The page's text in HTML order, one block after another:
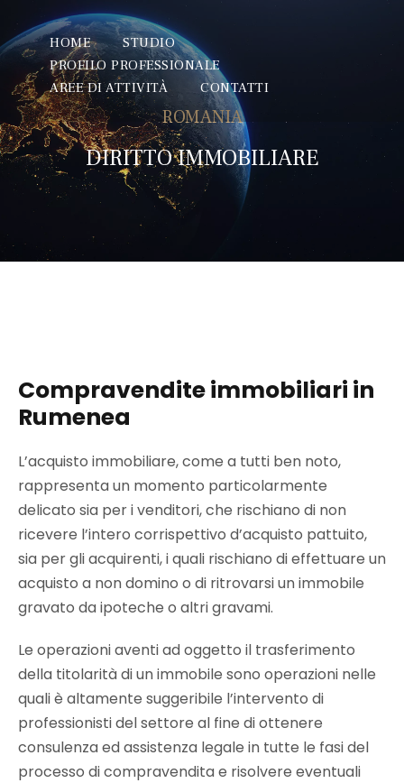
HOME
STUDIO
PROFILO PROFESSIONALE
AREE DI ATTIVITÀ
CONTATTI
ROMANIA
DIRITTO IMMOBILIARE
Compravendite immobiliari in
Rumenea
L’acquisto immobiliare, come a tutti ben noto,
rappresenta un momento particolarmente
delicato sia per i venditori, che rischiano di non
ricevere l’intero corrispettivo d’acquisto pattuito,
sia per gli acquirenti, i quali rischiano di effettuare un
acquisto a non domino o di ritrovarsi un immobile
gravato da ipoteche o altri gravami.
Le operazioni aventi ad oggetto il trasferimento
della titolarità di un immobile sono operazioni nelle
quali è altamente suggeribile l’intervento di
professionisti del settore al fine di ottenere
consulenza ed assistenza legale in tutte le fasi del
processo di compravendita e risolvere eventuali